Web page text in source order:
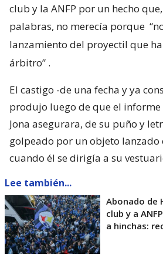
club y la ANFP por un hecho
palabras, no merecía porque
lanzamiento del proyectil que
árbitro” .
El castigo -de una fecha y ya
produjo luego de que el
Jona asegurara, de su puño y
golpeado por un objeto
cuando él se dirigía a su
Lee también...
Abonado de
club y a
a hinchas: